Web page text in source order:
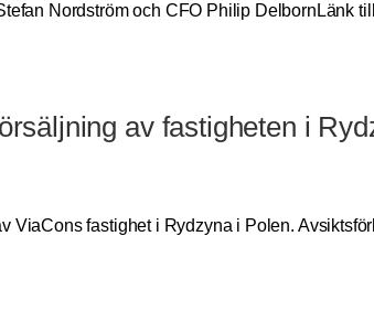
Nordström och CFO Philip DelbornLänk
av fastigheten i
ViaCons fastighet i Rydzyna i Polen.